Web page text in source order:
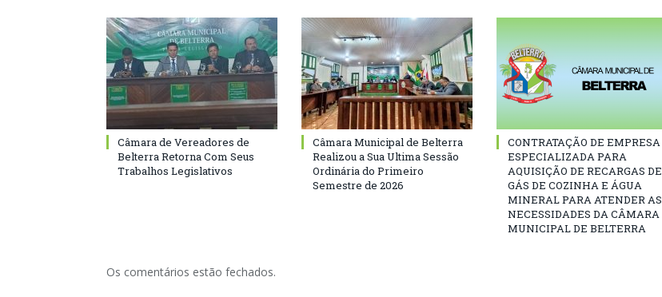
Câmara de Vereadores de
Belterra Retorna Com Seus
Trabalhos Legislativos
Câmara Municipal de Belterra
Realizou a Sua Ultima Sessão
Ordinária do Primeiro
Semestre de 2026
CONTRATAÇÃO DE EMPRESA
ESPECIALIZADA PARA
AQUISIÇÃO DE RECARGAS DE
GÁS DE COZINHA E ÁGUA
MINERAL PARA ATENDER AS
NECESSIDADES DA CÂMARA
MUNICIPAL DE BELTERRA
Os comentários estão fechados.